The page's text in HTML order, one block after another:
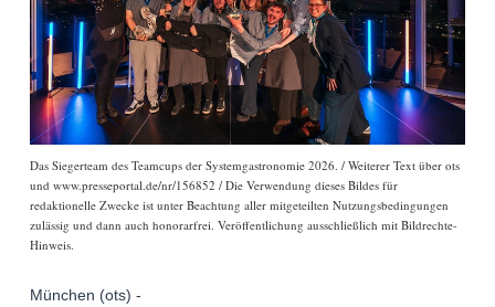
Das Siegerteam des Teamcups der Systemgastronomie 2026. / Weiterer Text über ots
und www.presseportal.de/nr/156852 / Die Verwendung dieses Bildes für
redaktionelle Zwecke ist unter Beachtung aller mitgeteilten Nutzungsbedingungen
zulässig und dann auch honorarfrei. Veröffentlichung ausschließlich mit Bildrechte-
Hinweis.
München (ots) -